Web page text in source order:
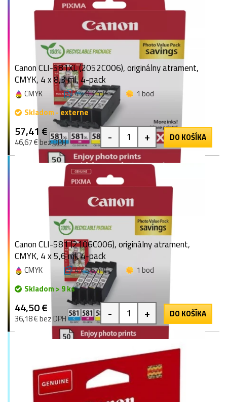
Canon CLI-581XL (2052C006), originálny atrament,
CMYK, 4 x 8,3 ml, 4-pack
CMYK 4 x 8,3 ml
1 bod
Skladom - externe
57,41 €
46,67 € bez DPH - + DO KOŠÍKA
Canon CLI-581 (2106C006), originálny atrament,
CMYK, 4 x 5,6 ml, 4-pack
CMYK 4 x 5,6 ml
1 bod
Skladom > 9 ks
44,50 €
36,18 € bez DPH - + DO KOŠÍKA